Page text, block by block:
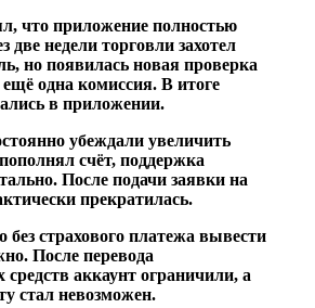
что приложение полностью
две недели торговли захотел
но появилась новая проверка
одна комиссия. В итоге
в приложении.
убеждали увеличить
счёт, поддержка
После подачи заявки на
прекратилась.
без страхового платежа вывести
После перевода
аккаунт ограничили, а
стал невозможен.